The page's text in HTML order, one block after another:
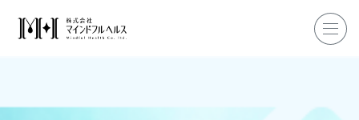
マインドフル・ライフコーチ